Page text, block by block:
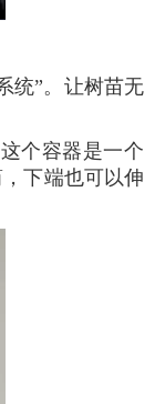
统”。让树苗无
个容器是一个
下端也可以伸